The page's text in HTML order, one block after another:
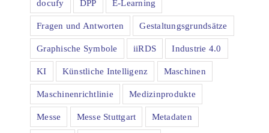
docufy DPP E-Learning
Fragen und Antworten Gestaltungsgrundsätze
Graphische Symbole iiRDS Industrie 4.0
KI Künstliche Intelligenz Maschinen
Maschinenrichtlinie Medizinprodukte
Messe Messe Stuttgart Metadaten